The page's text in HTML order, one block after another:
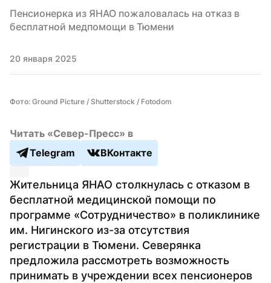
Пенсионерка из ЯНАО пожаловалась на отказ в
бесплатной медпомощи в Тюмени
20 января 2025
Фото: Ground Picture / Shutterstock / Fotodom
Читать «Север-Пресс» в
Telegram
ВКонтакте
Жительница ЯНАО столкнулась с отказом в
бесплатной медицинской помощи по
программе «Сотрудничество» в поликлинике
им. Нигинского из-за отсутствия
регистрации в Тюмени. Северянка
предложила рассмотреть возможность
принимать в учреждении всех пенсионеров